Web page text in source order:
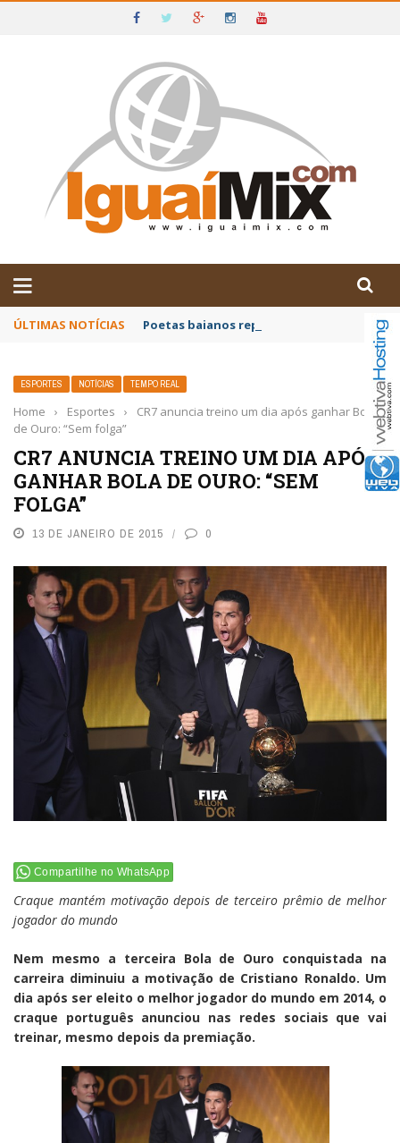
IGUAÍ E SUDOESTE DA BAHIA
ÚLTIMAS NOTÍCIAS Poetas baianos representam o Brasil no
ESPORTES NOTÍCIAS TEMPO REAL
Home › Esportes ›
CR7 anuncia treino um dia após ganhar Bola
de Ouro: “Sem folga”
CR7 ANUNCIA TREINO UM DIA APÓS
GANHAR BOLA DE OURO: “SEM
FOLGA”
13 DE JANEIRO DE 2015 0
Compartilhe no WhatsApp
Craque mantém motivação depois de terceiro prêmio de melhor
jogador do mundo
Nem mesmo a terceira Bola de Ouro conquistada na
carreira diminuiu a motivação de Cristiano Ronaldo. Um
dia após ser eleito o melhor jogador do mundo em 2014, o
craque português anunciou nas redes sociais que vai
treinar, mesmo depois da premiação.